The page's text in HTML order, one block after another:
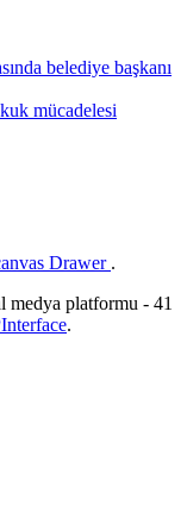
belediye başkanı
mücadelesi
Drawer .
medya platformu - 41
.